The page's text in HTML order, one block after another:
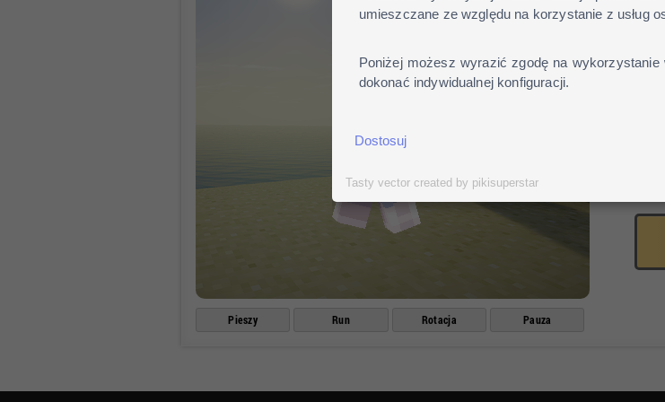
umieszczane ze względu na korzystanie z usług
Poniżej możesz wyrazić zgodę na
dokonać indywidualnej konfiguracji.
Dostosuj
Tasty vector created by pikisuperstar
Pieszy Run Rotacja Pauza